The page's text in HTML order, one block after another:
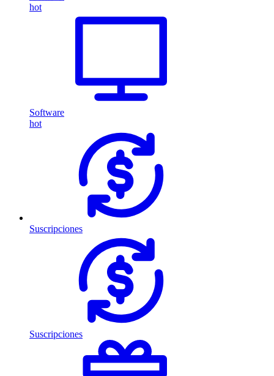
hot
Software
hot
Suscripciones
Suscripciones